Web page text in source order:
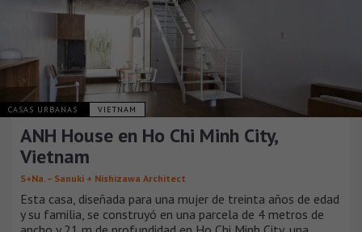
CASAS URBANAS VIETNAM
ANH House en Ho Chi Minh City,
Vietnam
S+Na. – Sanuki + Nishizawa Architect
Esta casa, diseñada para una mujer de treinta años de edad
y su familia, se construyó en una parcela de 4 metros de